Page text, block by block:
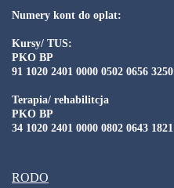
Numery kont do oplat:
Kursy/ TUS:
PKO BP
91 1020 2401 0000 0502 0656 3250
Terapia/ rehabilitcja
PKO BP
34 1020 2401 0000 0802 0643 1821
RODO